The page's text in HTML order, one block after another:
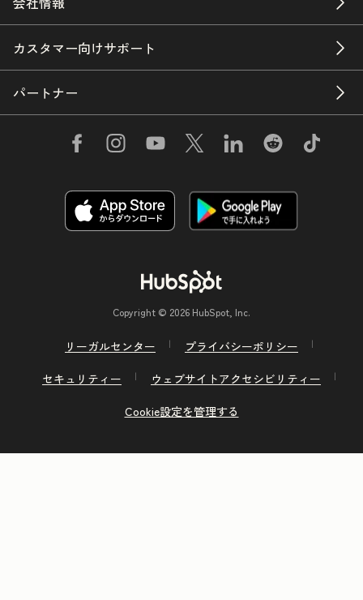
カスタマー向けサポート
パートナー
Copyright © 2026 HubSpot, Inc.
リーガルセンター
プライバシーポリシー
セキュリティー
ウェブサイトアクセシビリティー
Cookie設定を管理する